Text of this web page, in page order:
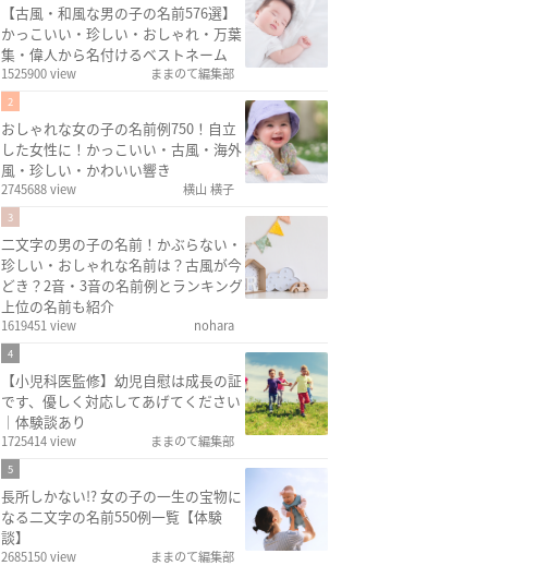
【古風・和風な男の子の名前576選】
かっこいい・珍しい・おしゃれ・万葉
集・偉人から名付けるベストネーム
1525900 view ままのて編集部
2
おしゃれな女の子の名前例750！自立
した女性に！かっこいい・古風・海外
風・珍しい・かわいい響き
2745688 view 横山 横子
3
二文字の男の子の名前！かぶらない・
珍しい・おしゃれな名前は？古風が今
どき？2音・3音の名前例とランキング
上位の名前も紹介
1619451 view nohara
4
【小児科医監修】幼児自慰は成長の証
です、優しく対応してあげてください
｜体験談あり
1725414 view ままのて編集部
5
長所しかない!? 女の子の一生の宝物に
なる二文字の名前550例一覧【体験
談】
2685150 view ままのて編集部